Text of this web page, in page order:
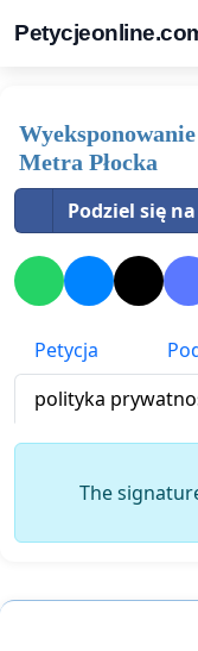
Metra Płocka
Podziel się
Petycja
polityka
The